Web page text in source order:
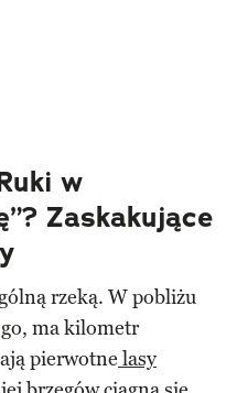
w
Zaskakujące
rzeką. W pobliżu
ma kilometr
pierwotne lasy